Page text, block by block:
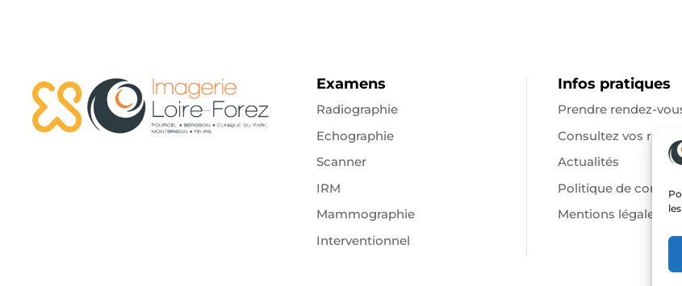
Examens
Radiographie
Echographie
Scanner
IRM
Mammographie
Interventionnel
Infos pratiques
Prendre rendez-
Consultez vos
Actualités
Politique de
Mentions légales